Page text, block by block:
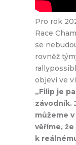
Pro rok
Race
se
rovněž
objeví ve
„Filip je
závodník.
můžeme
věříme,
k